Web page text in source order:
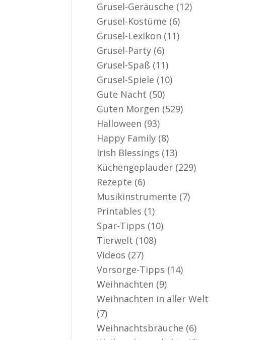
Grusel-Geräusche (12)
Grusel-Kostüme (6)
Grusel-Lexikon (11)
Grusel-Party (6)
Grusel-Spaß (11)
Grusel-Spiele (10)
Gute Nacht (50)
Guten Morgen (529)
Halloween (93)
Happy Family (8)
Irish Blessings (13)
Küchengeplauder (229)
Rezepte (6)
Musikinstrumente (7)
Printables (1)
Spar-Tipps (10)
Tierwelt (108)
Videos (27)
Vorsorge-Tipps (14)
Weihnachten (9)
Weihnachten in aller Welt
(7)
Weihnachtsbräuche (6)